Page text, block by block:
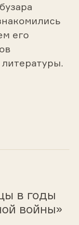
его
в годы
войны»